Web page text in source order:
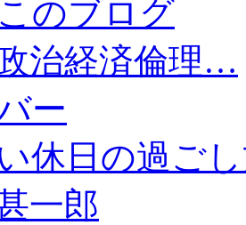
のブログ
治経済倫理…
ー
休日の過ご
一郎